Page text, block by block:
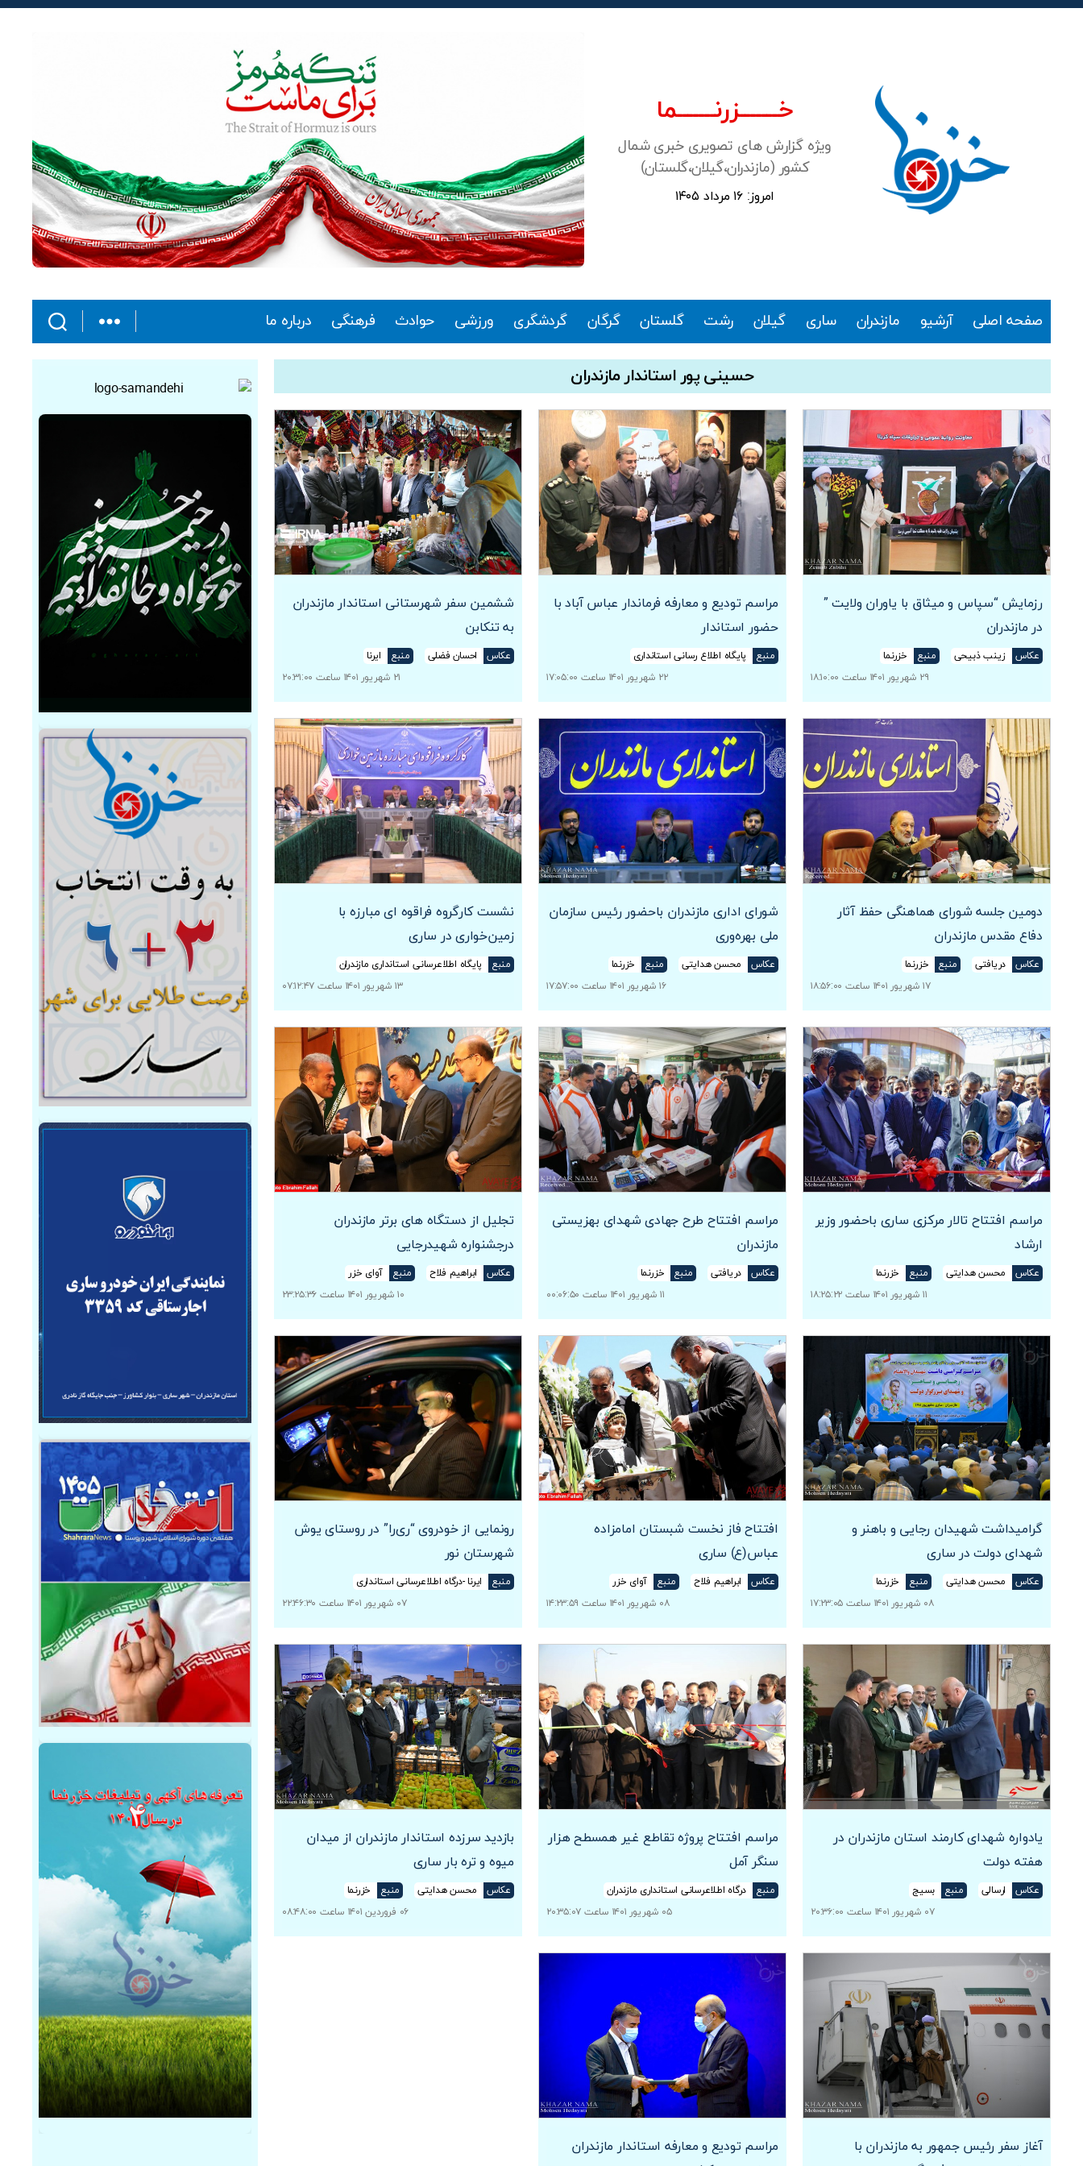
خـــــــزرنـــــــما
ویژه گزارش های تصویری خبری شمال
کشور (مازندران،گیلان،گلستان)
امروز: ۱۶ مرداد ۱۴۰۵
صفحه اصلی آرشیو مازندران ساری گیلان رشت گلستان گرگان گردشگری ورزشی حوادث فرهنگی درباره ما
حسینی پور استاندار مازندران
رزمایش “سپاس و میثاق با یاوران ولایت ”
در مازندران
عکاس زینب ذبیحی منبع
خزرنما
۲۹ شهریور ۱۴۰۱ ساعت ۱۸:۱۰:۰۰
مراسم تودیع و معارفه فرماندار عباس آباد با
حضور استاندار
منبع
پایگاه اطلاع رسانی استانداری
۲۲ شهریور ۱۴۰۱ ساعت ۱۷:۰۵:۰۰
ششمین سفر شهرستانی استاندار مازندران
به تنکابن
عکاس احسان فضلی منبع
ایرنا
۲۱ شهریور ۱۴۰۱ ساعت ۲۰:۳۱:۰۰
دومین جلسه شورای هماهنگی حفظ آثار
دفاع مقدس مازندران
عکاس دریافتی منبع
خزرنما
۱۷ شهریور ۱۴۰۱ ساعت ۱۸:۵۶:۰۰
شورای اداری مازندران باحضور رئیس سازمان
ملی بهره‌وری
عکاس محسن هدایتی منبع
خزرنما
۱۶ شهریور ۱۴۰۱ ساعت ۱۷:۵۷:۰۰
نشست کارگروه فراقوه ای مبارزه با
زمین‌خواری در ساری
منبع
پایگاه اطلاعرسانی استانداری مازندران
۱۳ شهریور ۱۴۰۱ ساعت ۰۷:۱۲:۴۷
مراسم افتتاح تالار مرکزی ساری باحضور وزیر
ارشاد
عکاس محسن هدایتی منبع
خزرنما
۱۱ شهریور ۱۴۰۱ ساعت ۱۸:۲۵:۲۲
مراسم افتتاح طرح جهادی شهدای بهزیستی
مازندران
عکاس دریافتی منبع
خزرنما
۱۱ شهریور ۱۴۰۱ ساعت ۰۰:۰۶:۵۰
تجلیل از دستگاه های برتر مازندران
درجشنواره شهیدرجایی
عکاس ابراهیم فلاح منبع
آوای خزر
۱۰ شهریور ۱۴۰۱ ساعت ۲۳:۲۵:۳۶
گرامیداشت شهیدان رجایی و باهنر و
شهدای دولت در ساری
عکاس محسن هدایتی منبع
خزرنما
۰۸ شهریور ۱۴۰۱ ساعت ۱۷:۲۳:۰۵
افتتاح فاز نخست شبستان امامزاده
عباس(ع) ساری
عکاس ابراهیم فلاح منبع
آوای خزر
۰۸ شهریور ۱۴۰۱ ساعت ۱۴:۲۳:۵۹
رونمایی از خودروی “ری‌را” در روستای یوش
شهرستان نور
منبع
ایرنا -درگاه اطلاعرسانی استانداری
۰۷ شهریور ۱۴۰۱ ساعت ۲۲:۴۶:۳۰
یادواره شهدای کارمند استان مازندران در
هفته دولت
عکاس ارسالی منبع
بسیج
۰۷ شهریور ۱۴۰۱ ساعت ۲۰:۳۶:۰۰
مراسم افتتاح پروژه تقاطع غیر همسطح هزار
سنگر آمل
منبع
درگاه اطلاعرسانی استانداری مازندران
۰۵ شهریور ۱۴۰۱ ساعت ۲۰:۳۵:۰۷
بازدید سرزده استاندار مازندران از میدان
میوه و تره بار ساری
عکاس محسن هدایتی منبع
خزرنما
۰۶ فروردین ۱۴۰۱ ساعت ۰۸:۴۸:۰۰
آغاز سفر رئیس جمهور به مازندران با
مراسم تودیع و معارفه استاندار مازندران